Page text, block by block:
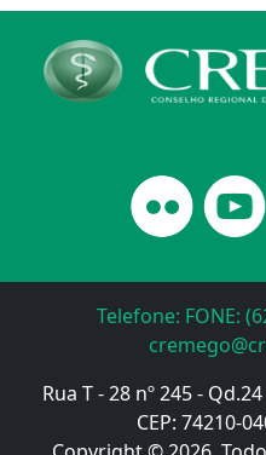
Telefone: FONE:
Rua T - 28 nº 245 -
CEP: 74210-